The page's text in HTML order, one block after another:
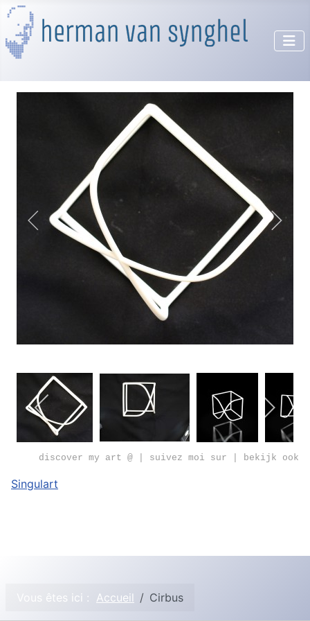
discover my art @ | suivez moi sur | bekijk ook
Singulart
Vous êtes ici : Accueil Cirbus